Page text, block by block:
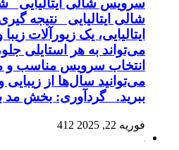
سرویس شالی
شالی ایتالیایی نتیجه
ایتالیایی، یک زیورآلات
می‌تواند به هر استایلی
انتخاب سرویس مناسب و
می‌توانید سال‌ها از
ببرید. گردآوری: بخش مد
فوریه 22, 2025 412